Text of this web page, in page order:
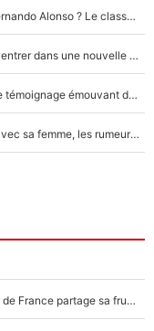
Max Verstappen, Lewis Hamilton… et bientôt Fernando Alonso ? Le classement des pilotes les mieux payés en Formule 1 risque de changer !
F1 - Alpine signe un accord «impensable» et va entrer dans une nouvelle dimension : Grande nouvelle pour Pierre Gasly !
F1 : « Je lui ai fait un câlin, puis j’ai dû partir...», le témoignage émouvant de Max Verstappen sur sa fille
F1 : Charles Leclerc surpris par les paparazzis avec sa femme, les rumeurs étaient vraies !
Mis de côté par Fabien Galthié, un joueur du XV de France partage sa frustration : «ils ne me l’ont pas dit tout de suite»